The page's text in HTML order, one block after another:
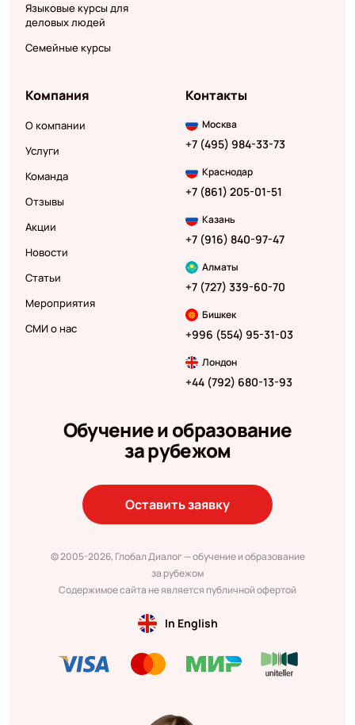
Языковые курсы для
деловых людей
Семейные курсы
Компания
О компании
Услуги
Команда
Отзывы
Акции
Новости
Статьи
Мероприятия
СМИ о нас
Контакты
Москва
+7 (495) 984-33-73
Краснодар
+7 (861) 205-01-51
Казань
+7 (916) 840-97-47
Алматы
+7 (727) 339-60-70
Бишкек
+996 (554) 95-31-03
Лондон
+44 (792) 680-13-93
Обучение и образование
за рубежом
Оставить заявку
© 2005-2026, Глобал Диалог — обучение и образование
за рубежом
Содержимое сайта не является публичной офертой
In English